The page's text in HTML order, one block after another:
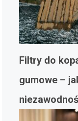
Filtry do
gumowe –